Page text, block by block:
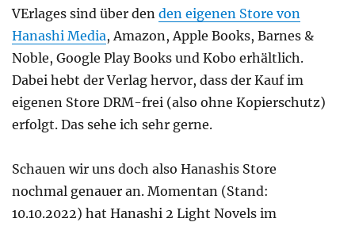
VErlages sind über den den eigenen Store von
Hanashi Media, Amazon, Apple Books, Barnes &
Noble, Google Play Books und Kobo erhältlich.
Dabei hebt der Verlag hervor, dass der Kauf im
eigenen Store DRM-frei (also ohne Kopierschutz)
erfolgt. Das sehe ich sehr gerne.
Schauen wir uns doch also Hanashis Store
nochmal genauer an. Momentan (Stand:
10.10.2022) hat Hanashi 2 Light Novels im